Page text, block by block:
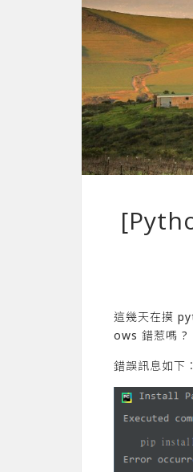
這幾天在摸
ows 錯惹嗎 ?
錯誤訊息如下：